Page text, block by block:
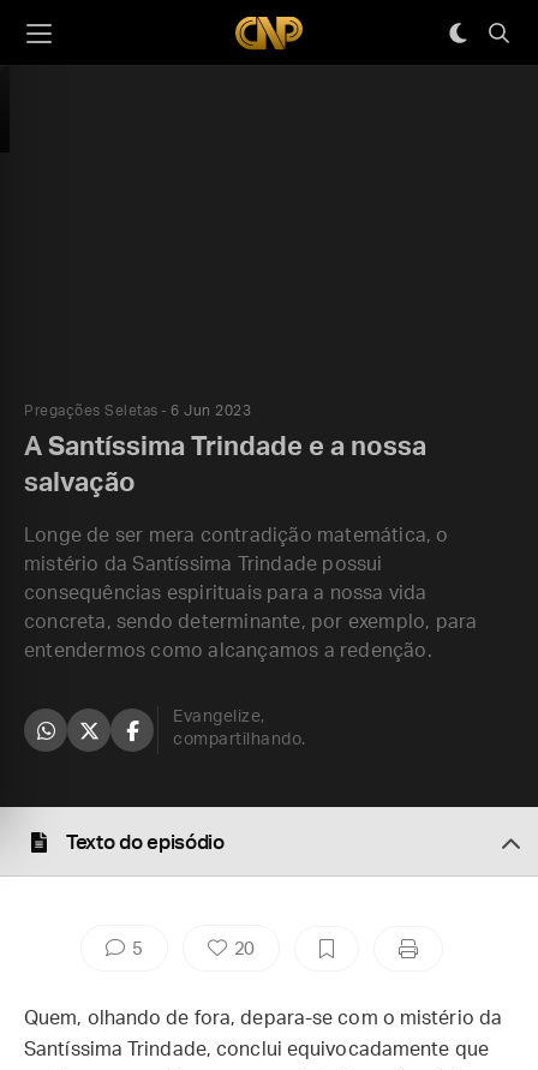
Pregações Seletas 6 Jun 2023
A Santíssima Trindade e a nossa
salvação
Longe de ser mera contradição matemática, o
mistério da Santíssima Trindade possui
consequências espirituais para a nossa vida
concreta, sendo determinante, por exemplo, para
entendermos como alcançamos a redenção.
Evangelize,
compartilhando.
Texto do episódio
5 20
Quem, olhando de fora, depara-se com o mistério da
Santíssima Trindade, conclui equivocadamente que